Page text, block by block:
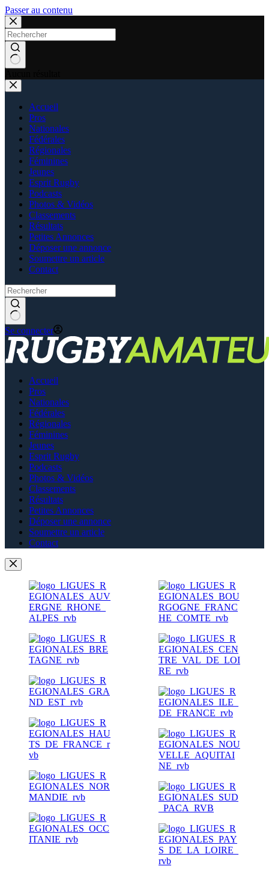
Passer au contenu
Accueil
Pros
Nationales
Fédérales
Régionales
Féminines
Jeunes
Esprit Rugby
Podcasts
Photos & Vidéos
Classements
Résultats
Petites Annonces
Déposer une annonce
Soumettre un article
Contact
Se connecter
Accueil
Pros
Nationales
Fédérales
Régionales
Féminines
Jeunes
Esprit Rugby
Podcasts
Photos & Vidéos
Classements
Résultats
Petites Annonces
Déposer une annonce
Soumettre un article
Contact